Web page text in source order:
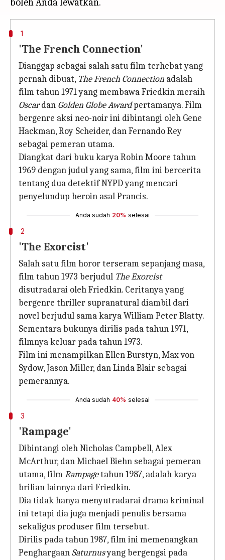
1
'The French Connection'
Dianggap sebagai salah satu film terhebat yang
pernah dibuat, The French Connection adalah
film tahun 1971 yang membawa Friedkin meraih
Oscardan Golden Globe Awardpertamanya. Film
bergenre aksi neo-noir ini dibintangi oleh Gene
Hackman, Roy Scheider, dan Fernando Rey
sebagai pemeran utama.
Diangkat dari buku karya Robin Moore tahun
1969 dengan judul yang sama, film ini bercerita
tentang dua detektif NYPD yang mencari
penyelundup heroin asal Prancis.
Anda sudah 20% selesai
2
'The Exorcist'
Salah satu film horor terseram sepanjang masa,
film tahun 1973 berjudul The Exorcist
disutradarai oleh Friedkin. Ceritanya yang
bergenre thriller supranatural diambil dari
novel berjudul sama karya William Peter Blatty.
Sementara bukunya dirilis pada tahun 1971,
filmnya keluar pada tahun 1973.
Film ini menampilkan Ellen Burstyn, Max von
Sydow, Jason Miller, dan Linda Blair sebagai
pemerannya.
Anda sudah 40% selesai
3
'Rampage'
Dibintangi oleh Nicholas Campbell, Alex
McArthur, dan Michael Biehn sebagai pemeran
utama, filmRampagetahun 1987, adalah karya
brilian lainnya dari Friedkin.
Dia tidak hanya menyutradarai drama kriminal
ini tetapi dia juga menjadi penulis bersama
sekaligus produser film tersebut.
Dirilis pada tahun 1987, film ini memenangkan
PenghargaanSaturnusyang bergengsi pada